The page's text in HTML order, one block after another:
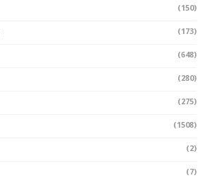
(150)
(173)
(648)
(280)
(275)
(1508)
(2)
(7)